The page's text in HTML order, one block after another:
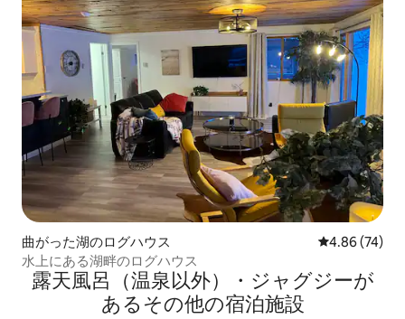
曲がった湖のログハウス レビュー74
4.86 (74)
水上にある湖畔のログハウス
露天風呂（温泉以外）・ジャグジーが
あるその他の宿泊施設